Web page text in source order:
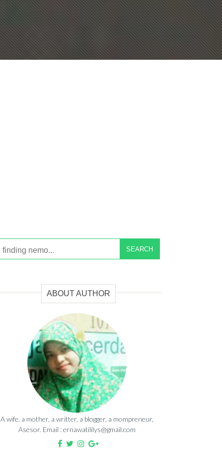
SEARCH
ABOUT AUTHOR
A wife, a mother, a writter, a blogger, a mompreneur,
Asesor. Email : ernawatililys@gmail.com